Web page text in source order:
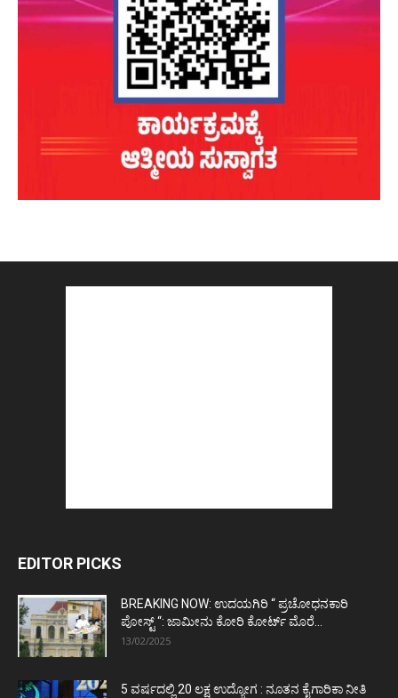
EDITOR PICKS
BREAKING NOW: ಉದಯಗಿರಿ “ ಪ್ರಚೋಧನಕಾರಿ
ಪೋಸ್ಟ್‌ “: ಜಾಮೀನು ಕೋರಿ ಕೋರ್ಟ್‌ ಮೊರೆ...
13/02/2025
5 ವರ್ಷದಲ್ಲಿ 20 ಲಕ್ಷ ಉದ್ಯೋಗ : ನೂತನ ಕೈಗಾರಿಕಾ ನೀತಿ